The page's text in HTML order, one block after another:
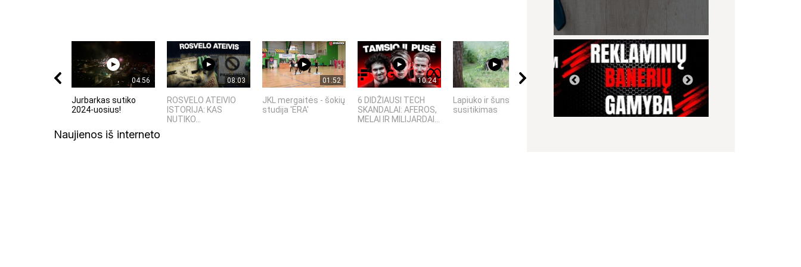
04:56
Jurbarkas sutiko
2024-uosius!
08:03
ROSVELO ATEIVIO
ISTORIJA: KAS
NUTIKO...
01:52
JKL mergaitės - šokių
studija 'ERA'
10:24
6 DIDŽIAUSI TECH
SKANDALAI: AFEROS,
MELAI IR MILIJARDAI...
00:33
Lapiuko ir šuns
susitikimas
07:18
KAS SUKŪRĖ DIRBTINĮ
INTELEKTĄ? KILMĖS
ISTORIJA IR FAKTAI
Girtas bėglys
Naujienos iš interneto